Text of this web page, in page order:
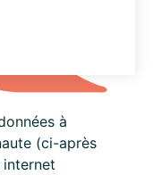
à
(ci-après